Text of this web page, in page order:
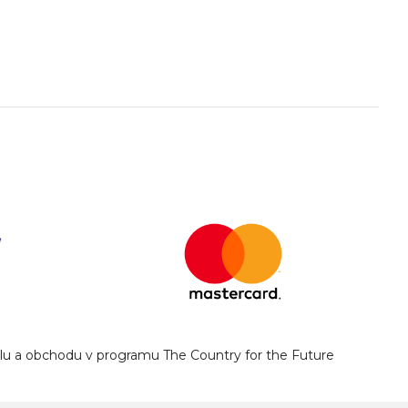
a obchodu v programu The Country for the Future